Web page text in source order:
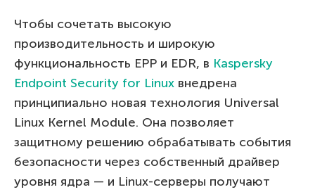
Чтобы сочетать высокую
производительность и широкую
функциональность EPP и EDR, в Kaspersky
Endpoint Security for Linux внедрена
принципиально новая технология Universal
Linux Kernel Module. Она позволяет
защитному решению обрабатывать события
безопасности через собственный драйвер
уровня ядра — и Linux-серверы получают